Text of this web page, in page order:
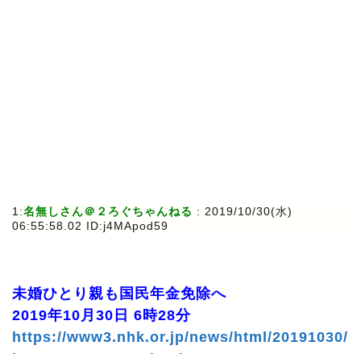
1:名無しさん＠２ろぐちゃんねる : 2019/10/30(水)
06:55:58.02 ID:j4MApod59
未婚ひとり親も国民年金免除へ
2019年10月30日 6時28分
https://www3.nhk.or.jp/news/html/20191030/